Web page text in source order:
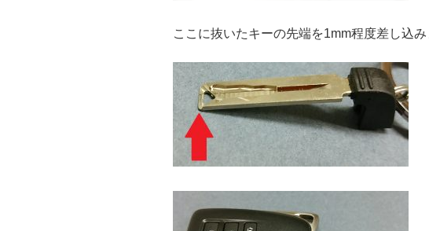
ここに抜いたキーの先端を1mm程度差し込み